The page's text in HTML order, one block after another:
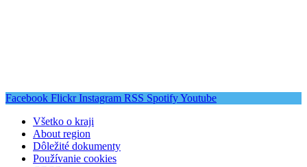
Facebook Flickr Instagram RSS SpotifyYoutube
Všetko o kraji
About region
Dôležité dokumenty
Používanie cookies